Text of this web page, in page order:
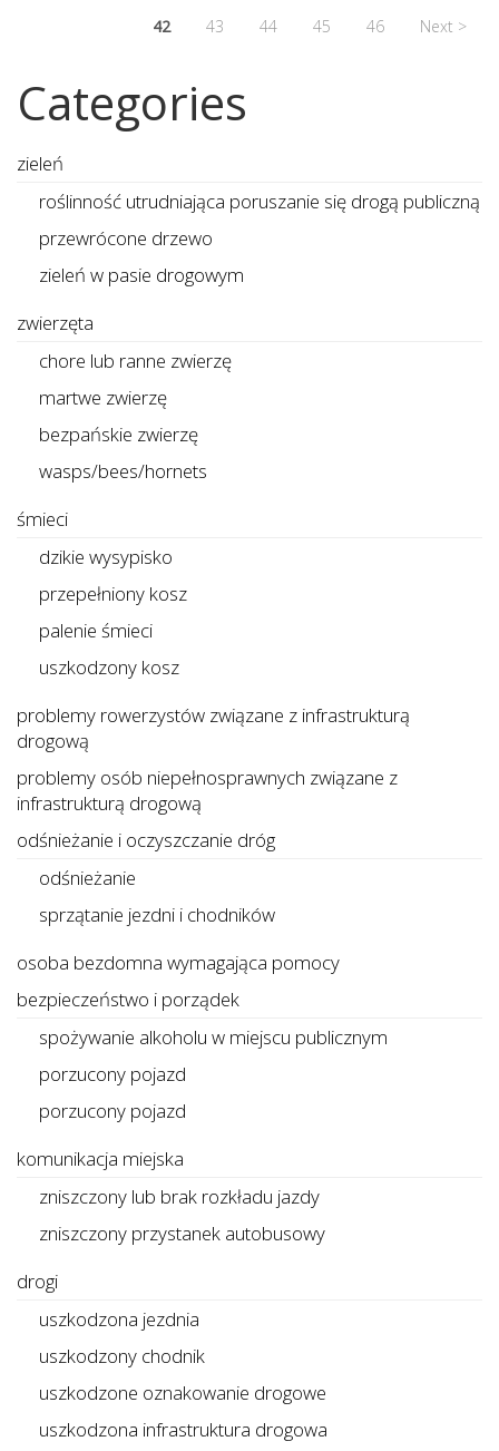
42
43 44 45 46 Next >
Categories
zieleń
roślinność utrudniająca poruszanie się drogą publiczną
przewrócone drzewo
zieleń w pasie drogowym
zwierzęta
chore lub ranne zwierzę
martwe zwierzę
bezpańskie zwierzę
wasps/bees/hornets
śmieci
dzikie wysypisko
przepełniony kosz
palenie śmieci
uszkodzony kosz
problemy rowerzystów związane z infrastrukturą
drogową
problemy osób niepełnosprawnych związane z
infrastrukturą drogową
odśnieżanie i oczyszczanie dróg
odśnieżanie
sprzątanie jezdni i chodników
osoba bezdomna wymagająca pomocy
bezpieczeństwo i porządek
spożywanie alkoholu w miejscu publicznym
porzucony pojazd
porzucony pojazd
komunikacja miejska
zniszczony lub brak rozkładu jazdy
zniszczony przystanek autobusowy
drogi
uszkodzona jezdnia
uszkodzony chodnik
uszkodzone oznakowanie drogowe
uszkodzona infrastruktura drogowa